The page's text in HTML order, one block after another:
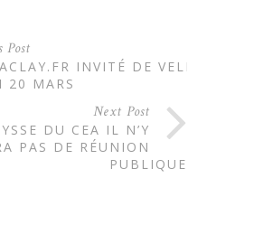
Post
INVITÉ DE VELIZY
20 MARS
Next Post
DU CEA IL N’Y
PAS DE RÉUNION
PUBLIQUE